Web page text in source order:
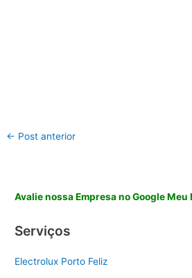
← Post anterior
Avalie nossa Empresa no Google Meu
Serviços
Electrolux Porto Feliz